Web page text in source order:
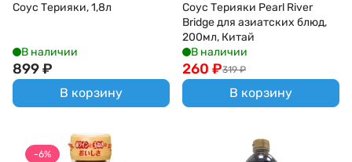
Соус Терияки, 1,8л
В наличии
899₽
В корзину
Соус Терияки Pearl River
Bridge для азиатских блюд,
200мл, Китай
В наличии
319 ₽
260 ₽
В корзину
-6%